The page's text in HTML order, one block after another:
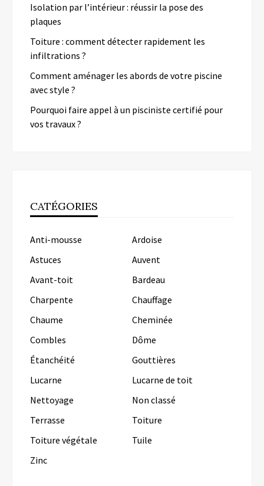
Isolation par l’intérieur : réussir la pose des
plaques
Toiture : comment détecter rapidement les
infiltrations ?
Comment aménager les abords de votre piscine
avec style ?
Pourquoi faire appel à un pisciniste certifié pour
vos travaux ?
CATÉGORIES
Anti-mousse
Ardoise
Astuces
Auvent
Avant-toit
Bardeau
Charpente
Chauffage
Chaume
Cheminée
Combles
Dôme
Étanchéité
Gouttières
Lucarne
Lucarne de toit
Nettoyage
Non classé
Terrasse
Toiture
Toiture végétale
Tuile
Zinc